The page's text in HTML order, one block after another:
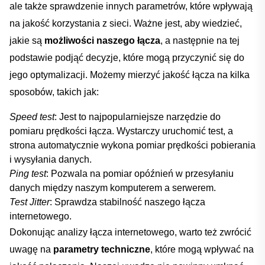
⁢ale także sprawdzenie⁤ innych ‌parametrów, które‌ wpływają‌
na⁤ jakość korzystania z sieci. Ważne jest, aby wiedzieć,
‌jakie są możliwości naszego‍ łącza, a ‌następnie na tej
podstawie podjąć decyzje, które mogą przyczynić ‍się do
jego optymalizacji.⁣ Możemy mierzyć​ jakość ‍łącza na kilka
sposobów, takich jak:
Speed test: Jest⁣ to ‌najpopularniejsze narzędzie‌ do
pomiaru prędkości łącza. ​Wystarczy uruchomić test, a
strona automatycznie wykona ⁣pomiar prędkości pobierania
i wysyłania danych.
Ping test: Pozwala na pomiar opóźnień w ⁢przesyłaniu
danych między naszym komputerem a serwerem.
Test Jitter: Sprawdza stabilność naszego łącza
⁤internetowego.
Dokonując analizy​ łącza internetowego, warto ⁣też zwrócić
uwagę na parametry techniczne, które mogą wpływać na